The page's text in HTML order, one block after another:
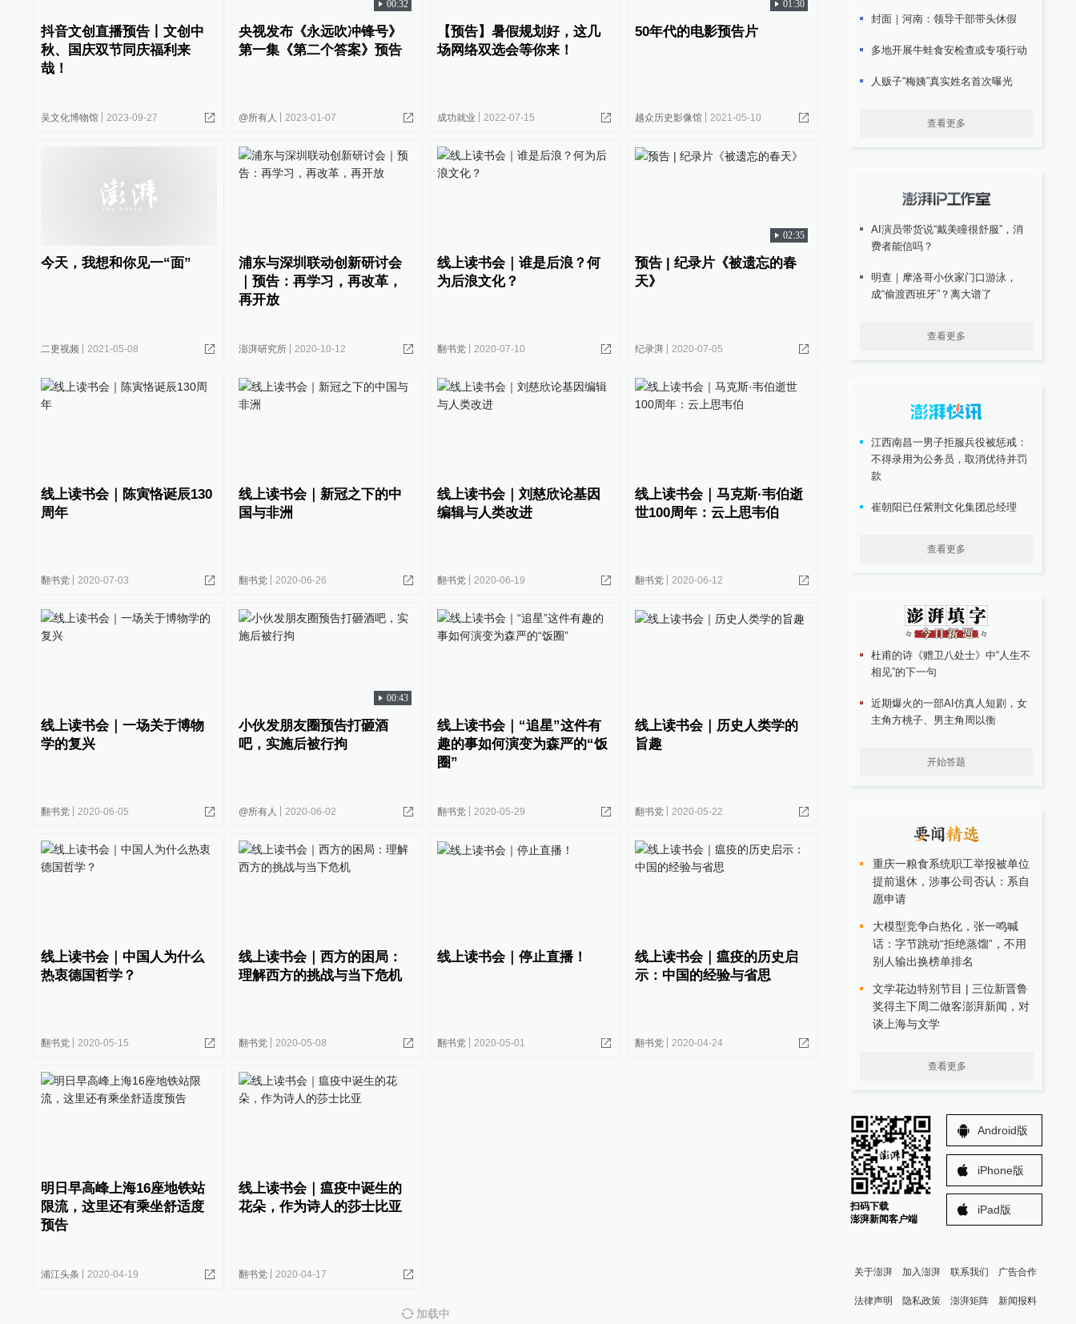
抖音文创直播预告丨文创中
秋、国庆双节同庆福利来
哉！
吴文化博物馆 2023-09-27
00:32
央视发布《永远吹冲锋号》
第一集《第二个答案》预告
@所有人 2023-01-07
【预告】暑假规划好，这几
场网络双选会等你来！
成功就业 2022-07-15
01:30
50年代的电影预告片
越众历史影像馆 2021-05-10
今天，我想和你见一“面”
二更视频 2021-05-08
浦东与深圳联动创新研讨会
｜预告：再学习，再改革，
再开放
澎湃研究所 2020-10-12
线上读书会｜谁是后浪？何
为后浪文化？
翻书党 2020-07-10
02:35
预告 | 纪录片《被遗忘的春
天》
纪录湃 2020-07-05
线上读书会｜陈寅恪诞辰130
周年
翻书党 2020-07-03
线上读书会｜新冠之下的中
国与非洲
翻书党 2020-06-26
线上读书会｜刘慈欣论基因
编辑与人类改进
翻书党 2020-06-19
线上读书会｜马克斯·韦伯逝
世100周年：云上思韦伯
翻书党 2020-06-12
线上读书会｜一场关于博物
学的复兴
翻书党 2020-06-05
00:43
小伙发朋友圈预告打砸酒
吧，实施后被行拘
@所有人 2020-06-02
线上读书会｜“追星”这件有
趣的事如何演变为森严的“饭
圈”
翻书党 2020-05-29
线上读书会｜历史人类学的
旨趣
翻书党 2020-05-22
线上读书会｜中国人为什么
热衷德国哲学？
翻书党 2020-05-15
线上读书会｜西方的困局：
理解西方的挑战与当下危机
翻书党 2020-05-08
线上读书会｜停止直播！
翻书党 2020-05-01
线上读书会｜瘟疫的历史启
示：中国的经验与省思
翻书党 2020-04-24
明日早高峰上海16座地铁站
限流，这里还有乘坐舒适度
预告
浦江头条 2020-04-19
线上读书会｜瘟疫中诞生的
花朵，作为诗人的莎士比亚
翻书党 2020-04-17
加载中
封面｜河南：领导干部带头休假
多地开展牛蛙食安检查或专项行动
人贩子“梅姨”真实姓名首次曝光
查看更多
AI演员带货说“戴美瞳很舒服”，消
费者能信吗？
明查｜摩洛哥小伙家门口游泳，
成“偷渡西班牙”？离大谱了
查看更多
江西南昌一男子拒服兵役被惩戒：
不得录用为公务员，取消优待并罚
款
崔朝阳已任紫荆文化集团总经理
查看更多
杜甫的诗《赠卫八处士》中“人生不
相见”的下一句
近期爆火的一部AI仿真人短剧，女
主角方桃子、男主角周以衡
开始答题
重庆一粮食系统职工举报被单位
提前退休，涉事公司否认：系自
愿申请
大模型竞争白热化，张一鸣喊
话：字节跳动“拒绝蒸馏”，不用
别人输出换榜单排名
文学花边特别节目 | 三位新晋鲁
奖得主下周二做客澎湃新闻，对
谈上海与文学
查看更多
扫码下载
澎湃新闻客户端
Android版
iPhone版
iPad版
关于澎湃 加入澎湃 联系我们 广告合作
法律声明 隐私政策 澎湃矩阵 新闻报料